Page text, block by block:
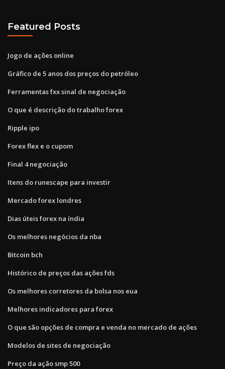
Featured Posts
Jogo de ações online
Gráfico de 5 anos dos preços do petróleo
Ferramentas fxx sinal de negociação
O que é descrição do trabalho forex
Ripple ipo
Forex flex e o cupom
Final 4 negociação
Itens do runescape para investir
Mercado forex londres
Dias úteis forex na índia
Os melhores negócios da nba
Bitcoin bch
Histórico de preços das ações fds
Os melhores corretores da bolsa nos eua
Melhores indicadores para forex
O que são opções de compra e venda no mercado de ações
Modelos de sites de negociação
Preço da ação smp 500